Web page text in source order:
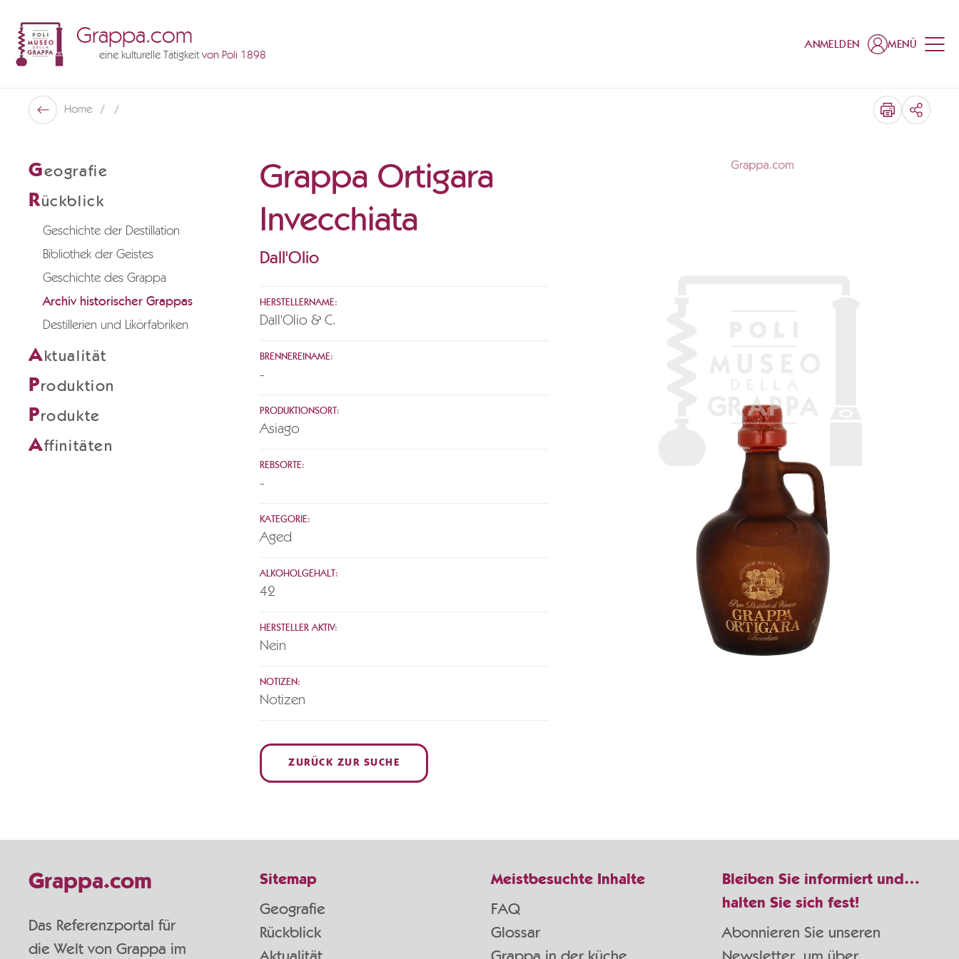
Grappa.com
eine kulturelle Tätigkeitvon Poli 1898
ANMELDEN MENÜ
Zurück
Home TEILEN
Geografie
Rückblick
Geschichte der Destillation
Bibliothek der Geistes
Geschichte des Grappa
Archiv historischer Grappas
Destillerien und Likörfabriken
A ktualität
Produktion
Produkte
Affinitäten
Grappa Ortigara
Invecchiata
Dall'Olio
HERSTELLERNAME:
Dall'Olio & C.
BRENNEREINAME:
-
PRODUKTIONSORT:
Asiago
REBSORTE:
-
KATEGORIE:
Aged
ALKOHOLGEHALT:
42
HERSTELLER AKTIV:
Nein
NOTIZEN:
Notizen
ZURÜCK ZUR SUCHE
Bleiben Sie informiert und…
halten Sie sich fest!
Abonnieren Sie unseren
Grappa.com
Das Referenzportal für
die Welt von Grappa im
Sitemap
Geografie
Rückblick
Meistbesuchte Inhalte
FAQ
Glossar